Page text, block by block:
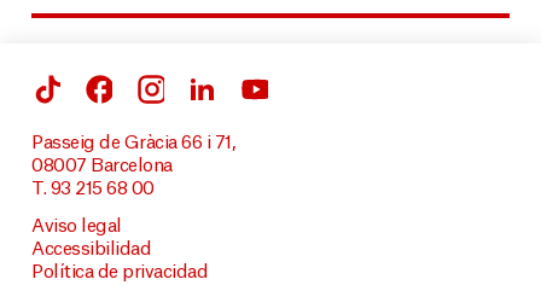
Passeig de Gràcia 66 i 71,
08007 Barcelona
T. 93 215 68 00
Aviso legal
Accessibilidad
Política de privacidad